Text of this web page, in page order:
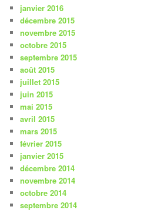
janvier 2016
décembre 2015
novembre 2015
octobre 2015
septembre 2015
août 2015
juillet 2015
juin 2015
mai 2015
avril 2015
mars 2015
février 2015
janvier 2015
décembre 2014
novembre 2014
octobre 2014
septembre 2014